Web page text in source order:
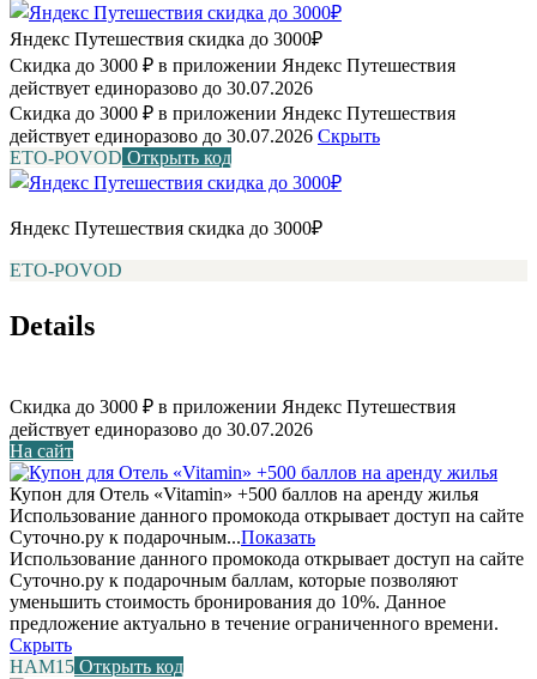
Яндекс Путешествия скидка до 3000₽
Скидка до 3000 ₽ в приложении Яндекс Путешествия
действует единоразово до 30.07.2026
Скидка до 3000 ₽ в приложении Яндекс Путешествия
действует единоразово до 30.07.2026 Скрыть
ETO-POVOD Открыть код
Яндекс Путешествия скидка до 3000₽
ETO-POVOD
Details
Скидка до 3000 ₽ в приложении Яндекс Путешествия
действует единоразово до 30.07.2026
На сайт
Купон для Отель «Vitamin» +500 баллов на аренду жилья
Использование данного промокода открывает доступ на сайте
Суточно.ру к подарочным...Показать
Использование данного промокода открывает доступ на сайте
Суточно.ру к подарочным баллам, которые позволяют
уменьшить стоимость бронирования до 10%. Данное
предложение актуально в течение ограниченного времени.
Скрыть
НАМ15 Открыть код